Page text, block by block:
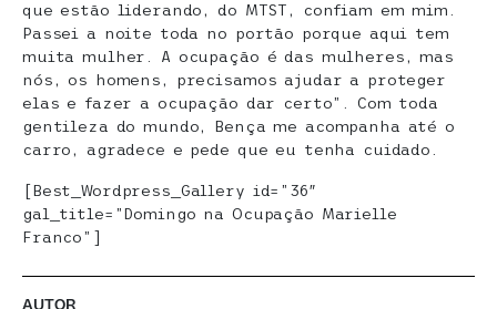
que estão liderando, do MTST, confiam em mim.
Passei a noite toda no portão porque aqui tem
muita mulher. A ocupação é das mulheres, mas
nós, os homens, precisamos ajudar a proteger
elas e fazer a ocupação dar certo”. Com toda
gentileza do mundo, Bença me acompanha até o
carro, agradece e pede que eu tenha cuidado.
[Best_Wordpress_Gallery id=”36″
gal_title=”Domingo na Ocupação Marielle
Franco”]
AUTOR